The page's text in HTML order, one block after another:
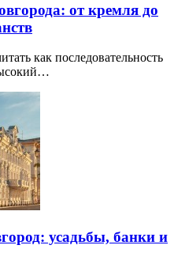
от кремля до
как последовательность
усадьбы, банки и